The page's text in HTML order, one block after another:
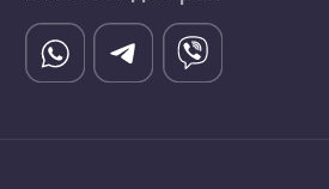
Создание сайта